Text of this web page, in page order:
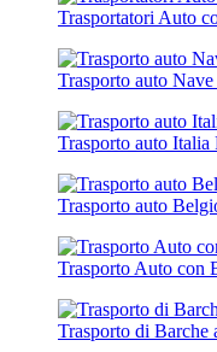
Trasportatori Auto
Trasporto auto
Trasporto auto Italia
Trasporto auto
Trasporto Auto con
Trasporto di Barche